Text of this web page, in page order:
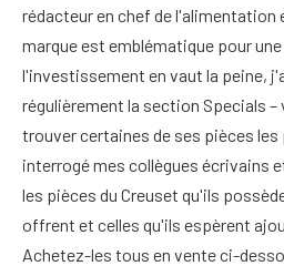
rédacteur en chef de l'alimentation
marque est emblématique pour
l'investissement en vaut la peine,
régulièrement la section Specials
trouver certaines de ses pièces
interrogé mes collègues écrivains
les pièces du Creuset qu'ils
offrent et celles qu'ils espèrent
Achetez-les tous en vente ci-